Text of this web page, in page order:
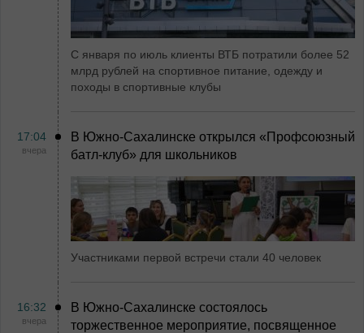
С января по июль клиенты ВТБ потратили более 52
млрд рублей на спортивное питание, одежду и
походы в спортивные клубы
17:04
вчера
В Южно-Сахалинске открылся «Профсоюзный
батл-клуб» для школьников
Участниками первой встречи стали 40 человек
16:32
вчера
В Южно-Сахалинске состоялось
торжественное мероприятие, посвященное